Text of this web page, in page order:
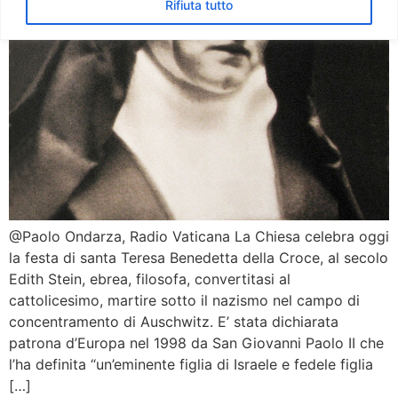
Rifiuta tutto
@Paolo Ondarza, Radio Vaticana La Chiesa celebra oggi
la festa di santa Teresa Benedetta della Croce, al secolo
Edith Stein, ebrea, filosofa, convertitasi al
cattolicesimo, martire sotto il nazismo nel campo di
concentramento di Auschwitz. E’ stata dichiarata
patrona d’Europa nel 1998 da San Giovanni Paolo II che
l’ha definita “un’eminente figlia di Israele e fedele figlia
[…]